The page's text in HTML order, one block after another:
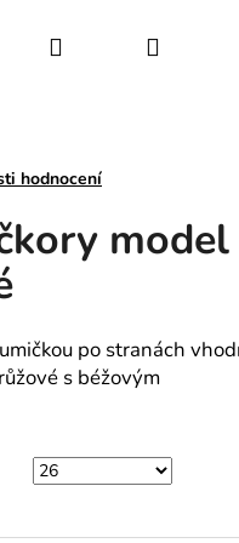
Certifikáty
Hledat
hodnocení
model
po stranách
s béžovým